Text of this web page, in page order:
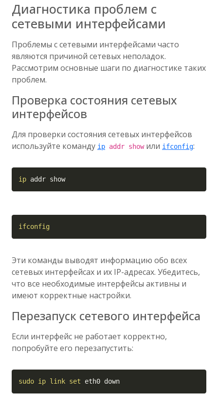
Диагностика проблем с
сетевыми интерфейсами
Проблемы с сетевыми интерфейсами часто
являются причиной сетевых неполадок.
Рассмотрим основные шаги по диагностике таких
проблем.
Проверка состояния сетевых
интерфейсов
Для проверки состояния сетевых интерфейсов
используйте команду ip addr showили ifconfig:
ip addr show
ifconfig
Эти команды выводят информацию обо всех
сетевых интерфейсах и их IP-адресах. Убедитесь,
что все необходимые интерфейсы активны и
имеют корректные настройки.
Перезапуск сетевого интерфейса
Если интерфейс не работает корректно,
попробуйте его перезапустить:
sudo ip link set eth0 down